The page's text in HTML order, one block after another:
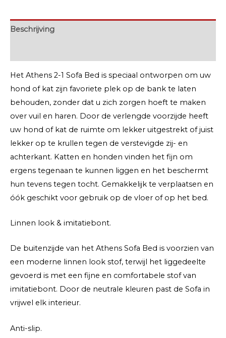
Beschrijving
Het Athens 2-1 Sofa Bed is speciaal ontworpen om uw
hond of kat zijn favoriete plek op de bank te laten
behouden, zonder dat u zich zorgen hoeft te maken
over vuil en haren. Door de verlengde voorzijde heeft
uw hond of kat de ruimte om lekker uitgestrekt of juist
lekker op te krullen tegen de verstevigde zij- en
achterkant. Katten en honden vinden het fijn om
ergens tegenaan te kunnen liggen en het beschermt
hun tevens tegen tocht. Gemakkelijk te verplaatsen en
óók geschikt voor gebruik op de vloer of op het bed.
Linnen look & imitatiebont.
De buitenzijde van het Athens Sofa Bed is voorzien van
een moderne linnen look stof, terwijl het liggedeelte
gevoerd is met een fijne en comfortabele stof van
imitatiebont. Door de neutrale kleuren past de Sofa in
vrijwel elk interieur.
Anti-slip.